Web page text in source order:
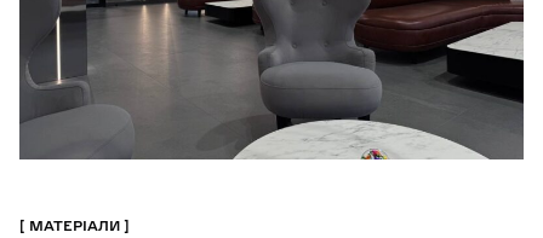
МАТЕРІАЛИ